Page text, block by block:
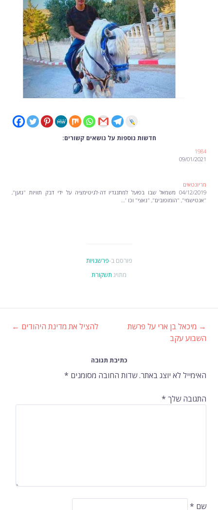
חדשות נוספות על נושאים קשורים:
1984
09/01/2021
מריונטאים
04/12/2019 משמאל שבו בפועל למתנגדיו דה-לגיטימציה על ידי דבק תוויות "גזען",
"אנטישמי", "הומופובים", "נאצי" וכו '…
פורסם ב-פרשנויות
מתויג תשקורת
ניווט
ברשומות
→ מיכאל בן ארי על פרשת
השבוע עקב
להציל את מדינת היהודים ←
כתיבת תגובה
האימייל לא יוצג באתר.שדות החובה מסומנים *
התגובה שלך *
שם *